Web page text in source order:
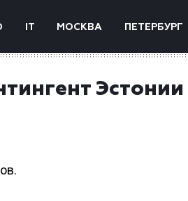
IT МОСКВА ПЕТЕРБУРГ
Эстонии